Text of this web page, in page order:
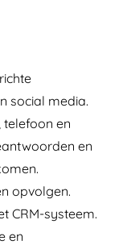
social media.
telefoon en
en
opvolgen.
CRM-systeem.
en